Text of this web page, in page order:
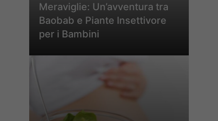
Meraviglie: Un’avventura tra
Baobab e Piante Insettivore
per i Bambini